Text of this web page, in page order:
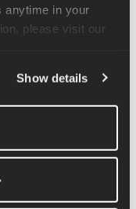
anytime in your
Show details
km fatto in 5:50
attivi, vai su: Piano →
telefonica e controlla